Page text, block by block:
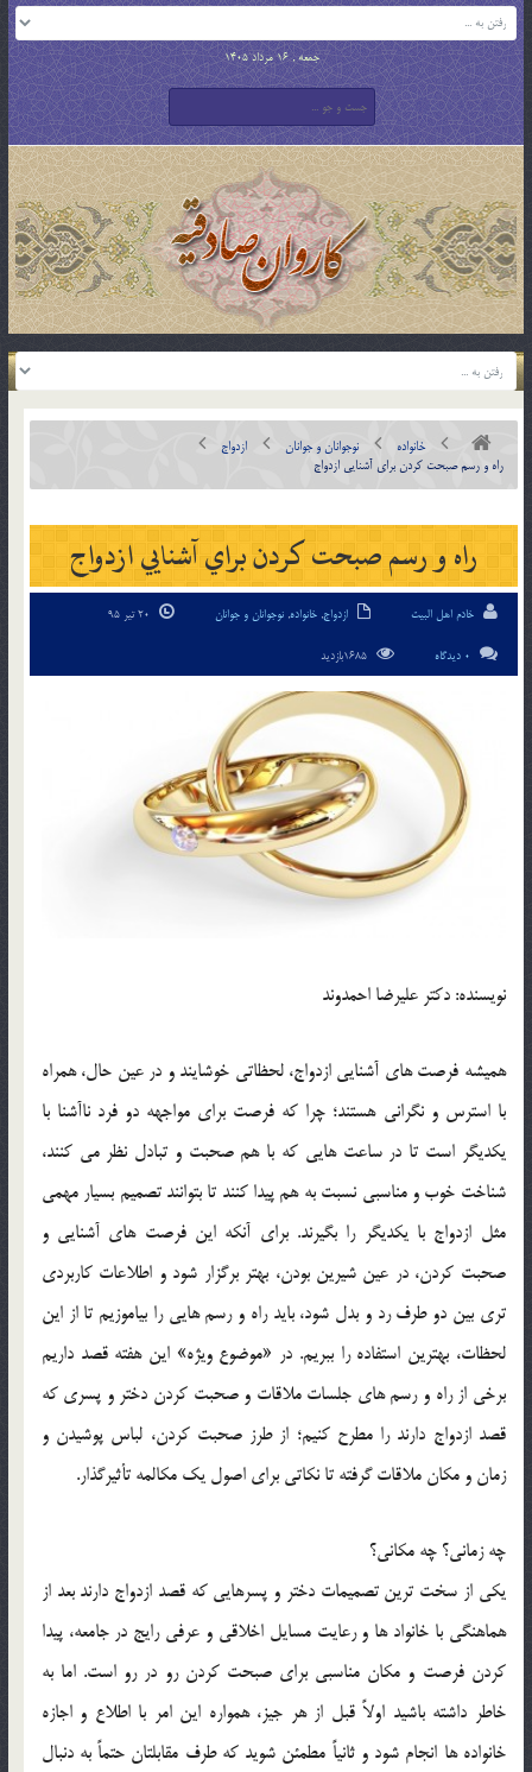
جمعه , 16 مرداد 1405
خانواده نوجوانان و جوانان
ازدواج
راه و رسم صبحت کردن براي آشنايي ازدواج
راه و رسم صبحت کردن براي آشنايي ازدواج
خادم اهل البیت ازدواج, خانواده, نوجوانان و جوانان
0 دیدگاه
نويسنده: دکتر عليرضا احمدوند
هميشه فرصت هاي آشنايي ازدواج، لحظاتي خوشايند و در عين حال، همراه
با استرس و نگراني هستند؛ چرا که فرصت براي مواجهه دو فرد ناآشنا با
يکديگر است تا در ساعت هايي که با هم صحبت و تبادل نظر مي کنند،
شناخت خوب و مناسبي نسبت به هم پيدا کنند تا بتوانند تصميم بسيار مهمي
مثل ازدواج با يکديگر را بگيرند. براي آنکه اين فرصت هاي آشنايي و
صحبت کردن، در عين شيرين بودن، بهتر برگزار شود و اطلاعات کاربردي
تري بين دو طرف رد و بدل شود، بايد راه و رسم هايي را بياموزيم تا از اين
لحظات، بهترين استفاده را ببريم. در «موضوع ويژه» اين هفته قصد داريم
برخي از راه و رسم هاي جلسات ملاقات و صحبت کردن دختر و پسري که
قصد ازدواج دارند را مطرح کنيم؛ از طرز صحبت کردن، لباس پوشيدن و
زمان و مکان ملاقات گرفته تا نکاتي براي اصول يک مکالمه تأثيرگذار.
چه زماني؟ چه مکاني؟
يکي از سخت ترين تصميمات دختر و پسرهايي که قصد ازدواج دارند بعد از
هماهنگي با خانواد ها و رعايت مسايل اخلاقي و عرفي رايج در جامعه، پيدا
کردن فرصت و مکان مناسبي براي صبحت کردن رو در رو است. اما به
خاطر داشته باشيد اولاً قبل از هر جيز، همواره اين امر با اطلاع و اجازه
خانواده ها انجام شود و ثانياً مطمئن شويد که طرف مقابلتان حتماً به دنبال